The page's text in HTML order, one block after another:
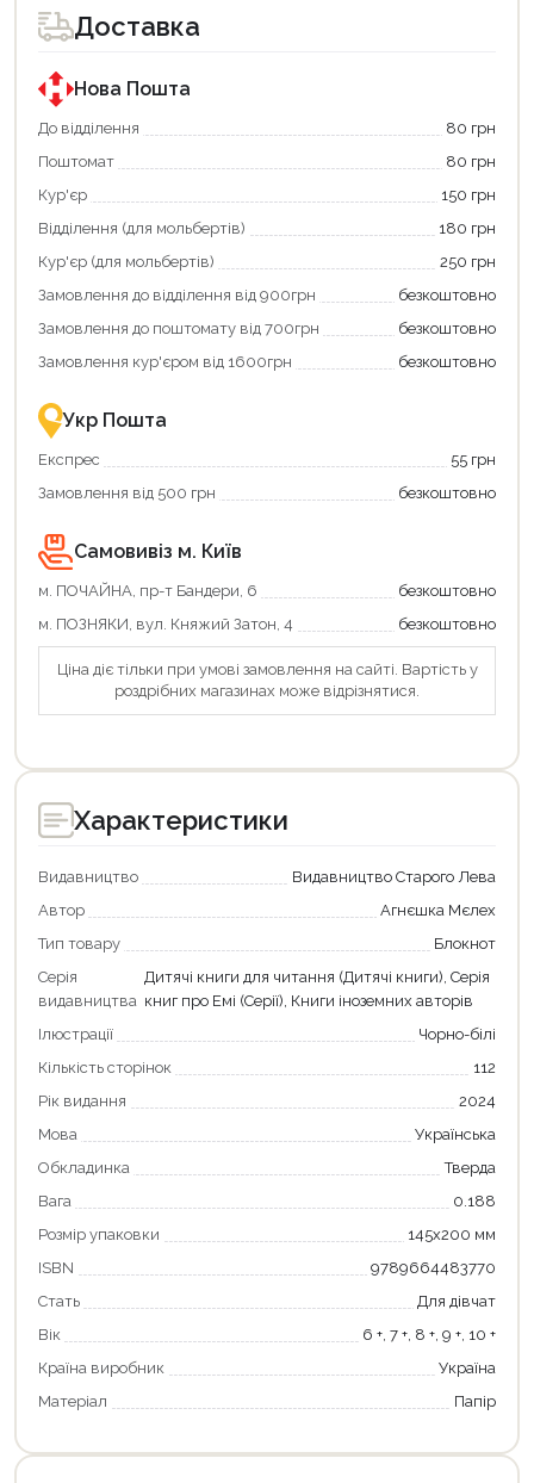
Доставка
Нова Пошта
До відділення
80 грн
Поштомат
80 грн
Кур'єр
150 грн
Відділення (для мольбертів)
180 грн
Кур'єр (для мольбертів)
250 грн
Замовлення до відділення від 900грн
безкоштовно
Замовлення до поштомату від 700грн
безкоштовно
Замовлення кур'єром від 1600грн
безкоштовно
Укр Пошта
Експрес
55 грн
Замовлення від 500 грн
безкоштовно
Самовивіз м. Київ
м. ПОЧАЙНА, пр-т Бандери, 6
безкоштовно
м. ПОЗНЯКИ, вул. Княжий Затон, 4
безкоштовно
Ціна діє тільки при умові замовлення на сайті. Вартість у
роздрібних магазинах може відрізнятися.
Характеристики
Видавництво
Видавництво Старого Лева
Автор
Агнєшка Мєлех
Тип товару
Блокнот
Серія
видавництва
Дитячі книги для читання (Дитячі книги), Серія
книг про Емі (Серії), Книги іноземних авторів
Ілюстрації
Чорно-білі
Кількість сторінок
112
Рік видання
2024
Мова
Українська
Обкладинка
Тверда
Вага
0.188
Розмір упаковки
145x200 мм
ISBN
9789664483770
Стать
Для дівчат
Вік
6 +, 7 +, 8 +, 9 +, 10 +
Країна виробник
Україна
Матеріал
Папір
Продовжити покупки